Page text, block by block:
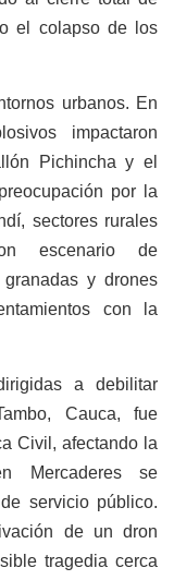
el colapso de los
urbanos. En
impactaron
Pichincha y el
por la
sectores rurales
escenario de
y drones
con la
a debilitar
Cauca, fue
Civil, afectando la
Mercaderes se
servicio público.
de un dron
tragedia cerca